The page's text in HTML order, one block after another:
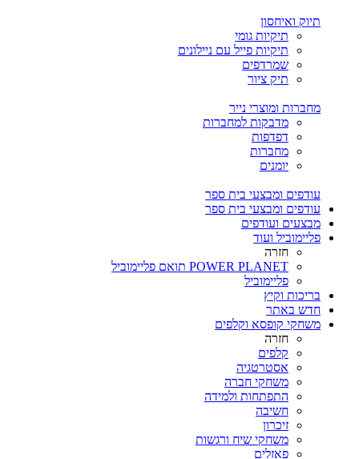
תיוק ואיחסון
תיקיות גומי
תיקיות פייל עם ניילונים
שמרדפים
תיק ציור
מחברות ומוצרי נייר
מדבקות למחברות
דפדפות
מחברות
יומנים
עודפים ומבצעי בית ספר
עודפים ומבצעי בית ספר
מבצעים ועודפים
פליימוביל ועוד
חזרה
POWER PLANET תואם פליימוביל
פליימוביל
בריכות וקיץ
חדש באתר
משחקי קופסא וקלפים
חזרה
קלפים
אסטרטגיה
משחקי חברה
התפתחות ולמידה
חשיבה
זיכרון
משחקי שיח ורגשות
פאזלים